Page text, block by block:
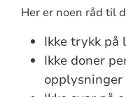
Her er noen råd til
Ikke trykk på
Ikke doner
opplysninger